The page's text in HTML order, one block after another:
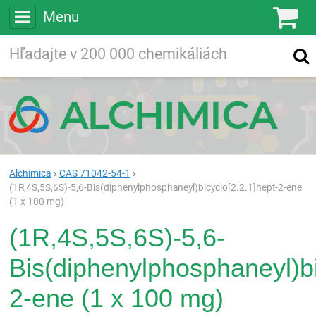
Menu
Vyhľadávanie
Alchimica
CAS 71042-54-1
(1R,4S,5S,6S)-5,6-Bis(diphenylphosphaneyl)bicyclo[2.2.1]hept-2-ene
(1 x 100 mg)
(1R,4S,5S,6S)-5,6-
2-ene (1 x 100 mg)